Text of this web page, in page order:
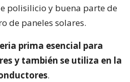
polisilicio y buena parte de
de paneles solares.
prima esencial para
y también se utiliza en la
.